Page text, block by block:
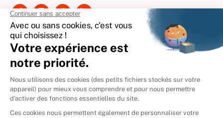
International
🇪🇸Espagne
🇩🇪Allemagne
🇮🇹 Italie